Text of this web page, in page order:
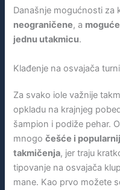
Današnje mogućnosti za
neograničene, a
jednu utakmicu.
Klađenje na osvajača
Za svako iole važnije
opkladu na krajnjeg
šampion i podiže pehar.
mnogočešće i
takmičenja, jer traju
tipovanje na osvajača
mane. Kao prvo možete